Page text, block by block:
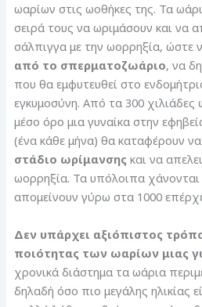
ωαρίων στις ωοθήκες της. Τα
σειρά τους να ωριμάσουν και να
σάλπιγγα με την ωορρηξία, ώστε
από τo σπερματοζωάριο, να
που θα εμφυτευθεί στο
εγκυμοσύνη. Από τα 300 χιλιάδες
μέσο όρο μια γυναίκα στην
(ένα κάθε μήνα) θα καταφέρουν
στάδιο ωρίμανσης και να
ωορρηξία. Τα υπόλοιπα
απομείνουν γύρω στα 1000
Δεν υπάρχει αξιόπιστος
ποιότητας των ωαρίων μιας
χρονικά διάστημα τα ωάρια
δηλαδή όσο πιο μεγάλης ηλικίας